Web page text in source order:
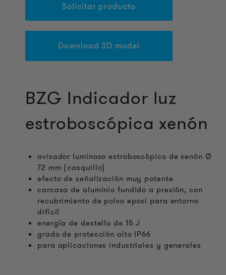
Solicitar producto
Download 3D model
BZG Indicador luz
estroboscópica xenón
avisador luminoso estroboscópico de xenón Ø
72 mm (casquillo)
efecto de señalización muy potente
carcasa de aluminio fundido a presión, con
recubrimiento de polvo epoxi para entorno
difícil
energía de destello de 15 J
grado de protección alto IP66
para aplicaciones industriales y generales